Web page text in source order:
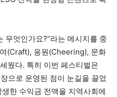
무엇인가요?”라는 메시지를 중
(Craft), 응원(Cheering), 문화
웠다. 특히 이번 페스티벌은
으로 운영된 점이 눈길을 끌었
한 수익금 전액을 지역사회에